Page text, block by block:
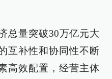
总量突破30万亿元大
互补性和协同性不断
高效配置，经营主体